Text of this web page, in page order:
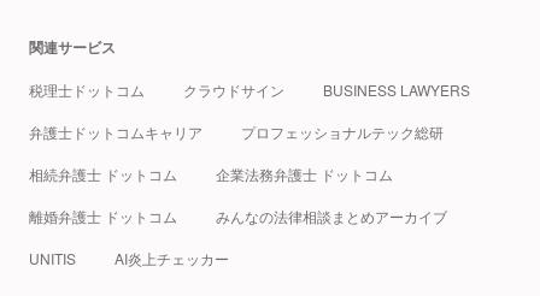
関連サービス
税理士ドットコム クラウドサイン BUSINESS LAWYERS
弁護士ドットコムキャリア プロフェッショナルテック総研
相続弁護士 ドットコム 企業法務弁護士 ドットコム
離婚弁護士 ドットコム みんなの法律相談まとめアーカイブ
UNITIS AI炎上チェッカー